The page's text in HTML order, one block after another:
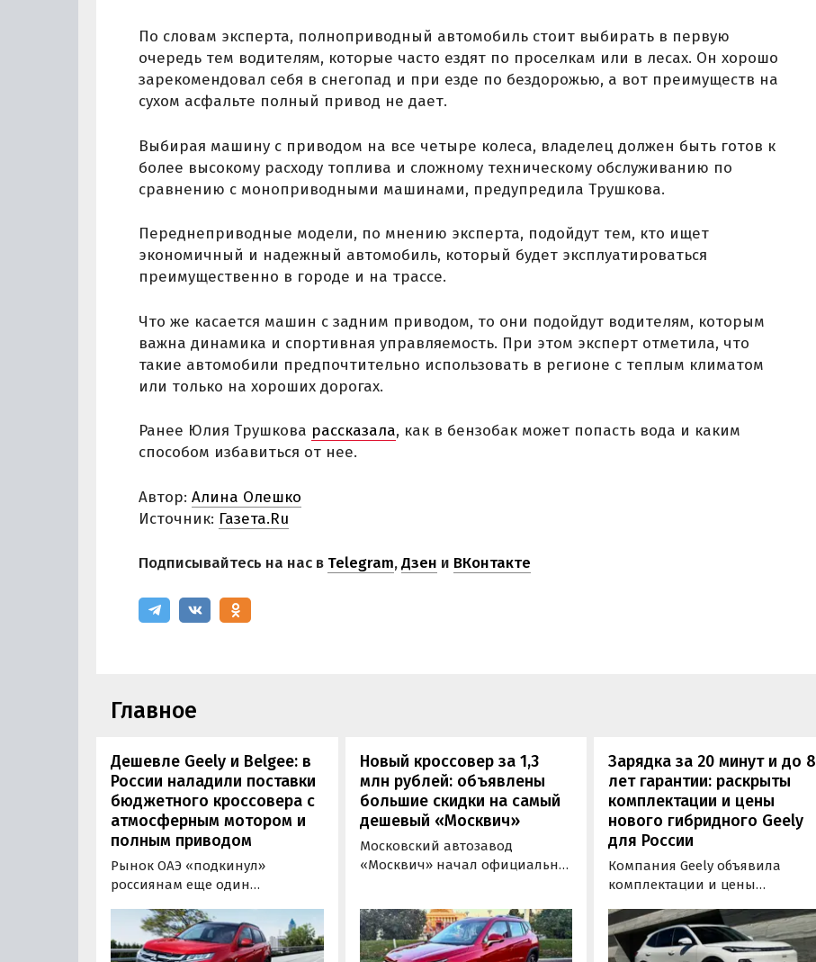
По словам эксперта, полноприводный автомобиль стоит выбирать в первую
очередь тем водителям, которые часто ездят по проселкам или в лесах. Он хорошо
зарекомендовал себя в снегопад и при езде по бездорожью, а вот преимуществ на
сухом асфальте полный привод не дает.
Выбирая машину с приводом на все четыре колеса, владелец должен быть готов к
более высокому расходу топлива и сложному техническому обслуживанию по
сравнению с моноприводными машинами, предупредила Трушкова.
Переднеприводные модели, по мнению эксперта, подойдут тем, кто ищет
экономичный и надежный автомобиль, который будет эксплуатироваться
преимущественно в городе и на трассе.
Что же касается машин с задним приводом, то они подойдут водителям, которым
важна динамика и спортивная управляемость. При этом эксперт отметила, что
такие автомобили предпочтительно использовать в регионе с теплым климатом
или только на хороших дорогах.
Ранее Юлия Трушкова рассказала, как в бензобак может попасть вода и каким
способом избавиться от нее.
Автор: Алина Олешко
Источник: Газета.Ru
Подписывайтесь на нас в Telegram,Дзен и ВКонтакте
Главное
Дешевле Geely и Belgee: в
России наладили поставки
бюджетного кроссовера с
атмосферным мотором и
полным приводом
Рынок ОАЭ «подкинул»
россиянам еще один
продавался в России
официально. Речь о Mitsubishi
Новый кроссовер за 1,3
млн рублей: объявлены
большие скидки на самый
дешевый «Москвич»
Московский автозавод
«Москвич» начал официально
прямой выгодой в размере 360
тыс. рублей. Получить такую
Зарядка за 20 минут и до 8
лет гарантии: раскрыты
комплектации и цены
нового гибридного Geely
для России
Компания Geely объявила
комплектации и цены
новой версии EM-R с силовой
установкой последовательного